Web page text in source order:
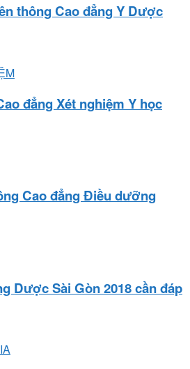
thông Cao đẳng Y Dược
đẳng Xét nghiệm Y học
Cao đẳng Điều dưỡng
Dược Sài Gòn 2018 cần đáp